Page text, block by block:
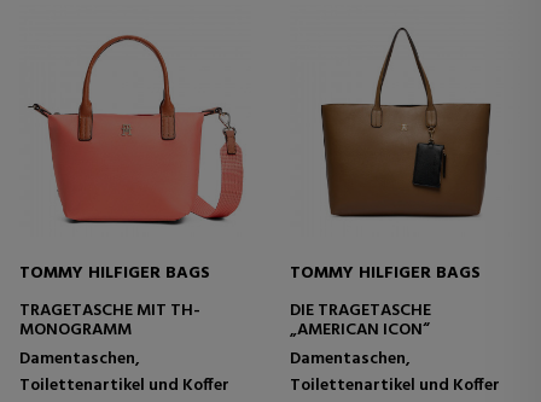
TOMMY HILFIGER BAGS
TRAGETASCHE MIT TH-
MONOGRAMM
Damentaschen,
Toilettenartikel und Koffer
TOMMY HILFIGER BAGS
DIE TRAGETASCHE
„AMERICAN ICON“
Damentaschen,
Toilettenartikel und Koffer